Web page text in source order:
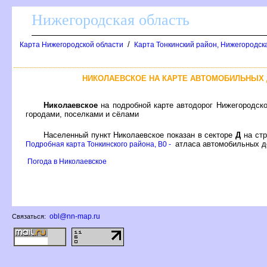
Нижегородская область
Карта Нижегородской области / Карта Тонкинский район,
НИКОЛАЕВСКОЕ НА КАРТЕ
Николаевское на подробной карте автодорог
ородами, поселками и сёлами
Населенный пункт Николаевское показан в сектореД на
Подробная карта Тонкинского района, B0 - атласа автомобильных
Погода в Николаевское
Связаться: obl@nn-map.ru